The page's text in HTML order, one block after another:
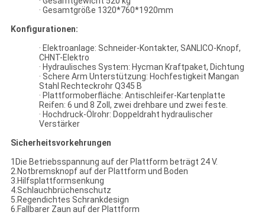
· Gesamtgröße 1320*760*1920mm
Konfigurationen:
· Elektroanlage: Schneider-Kontakter, SANLICO-Knopf,
CHNT-Elektro
· Hydraulisches System: Hycman Kraftpaket, Dichtung
· Schere Arm Unterstützung: Hochfestigkeit Mangan
Stahl Rechteckrohr Q345 B
· Plattformoberfläche: Antischleifer-Kartenplatte
Reifen: 6 und 8 Zoll, zwei drehbare und zwei feste.
· Hochdruck-Ölrohr: Doppeldraht hydraulischer
Verstärker
Sicherheitsvorkehrungen
1Die Betriebsspannung auf der Plattform beträgt 24 V.
2.Notbremsknopf auf der Plattform und Boden
3.Hilfsplattformsenkung
4.Schlauchbrüchenschutz
5.Regendichtes Schrankdesign
6.Fallbarer Zaun auf der Plattform